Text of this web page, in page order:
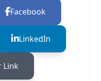
Facebook
LinkedIn
Link